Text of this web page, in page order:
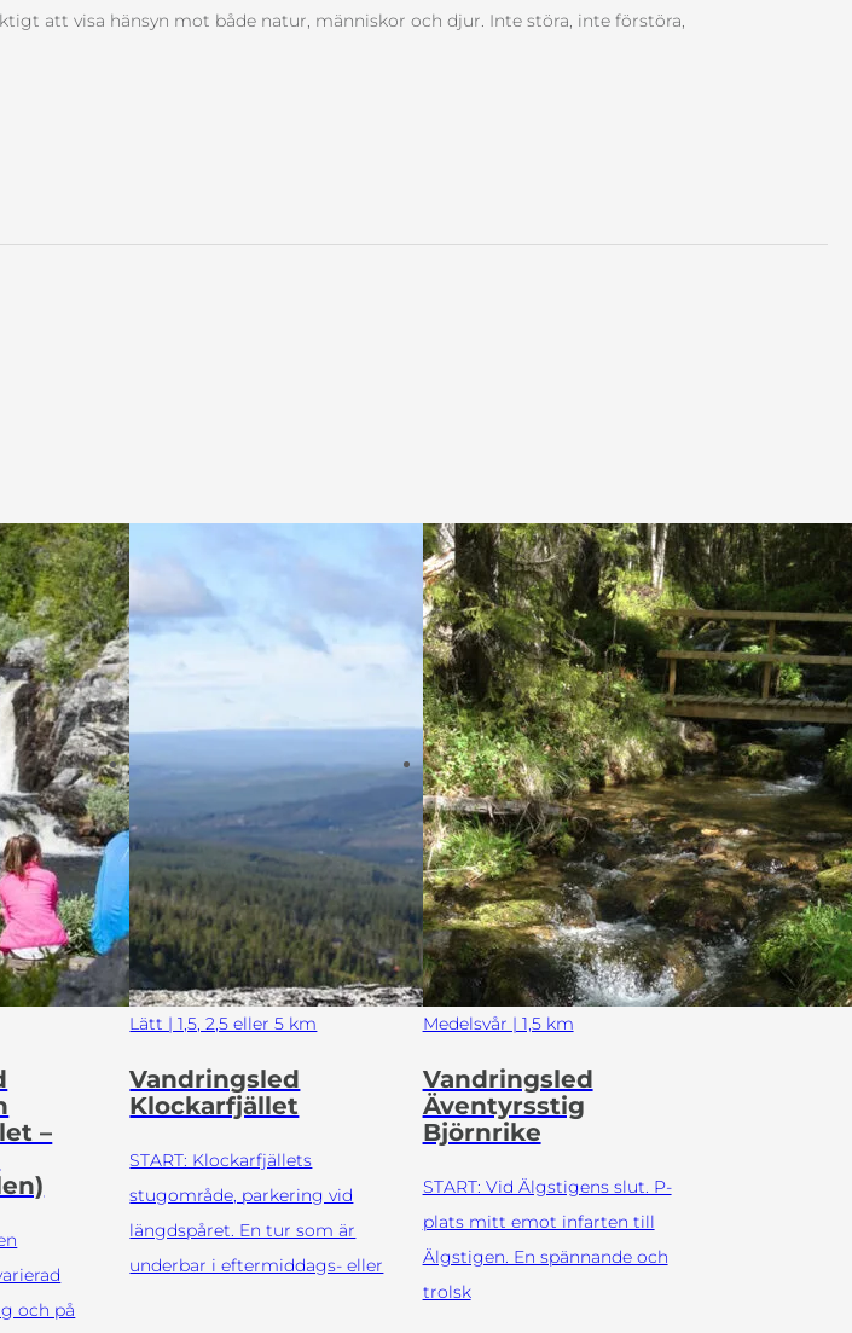
att visa hänsyn mot både natur, människor och djur. Inte störa, inte förstöra,
–
och på
Lätt | 1,5, 2,5 eller 5 km
Vandringsled
Klockarfjället
START: Klockarfjällets
stugområde, parkering vid
längdspåret. En tur som är
underbar i eftermiddags- eller
Medelsvår | 1,5 km
Vandringsled
Äventyrsstig
Björnrike
START: Vid Älgstigens slut. P-
plats mitt emot infarten till
Älgstigen. En spännande och
trolsk